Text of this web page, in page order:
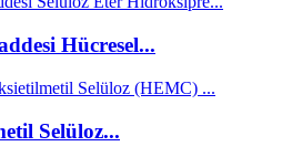
Hücresel...
Selüloz...